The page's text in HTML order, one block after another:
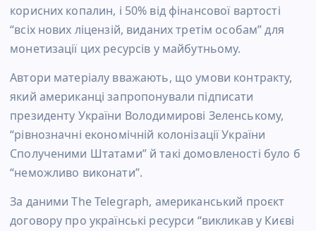
корисних копалин, і 50% від фінансової вартості
“всіх нових ліцензій, виданих третім особам” для
монетизації цих ресурсів у майбутньому.
Автори матеріалу вважають, що умови контракту,
який американці запропонували підписати
президенту України Володимирові Зеленському,
“рівнозначні економічній колонізації України
Сполученими Штатами” й такі домовленості було б
“неможливо виконати”.
За даними The Telegraph, американський проєкт
договору про українські ресурси “викликав у Києві